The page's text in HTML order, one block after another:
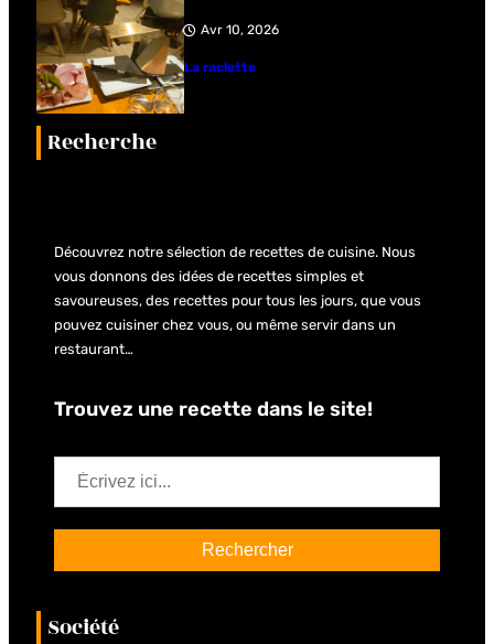
Avr 10, 2026
La raclette
Recherche
Découvrez notre sélection de recettes de cuisine. Nous
vous donnons des idées de recettes simples et
savoureuses, des recettes pour tous les jours, que vous
pouvez cuisiner chez vous, ou même servir dans un
restaurant…
Trouvez une recette dans le site!
e
r
Rechercher
Société